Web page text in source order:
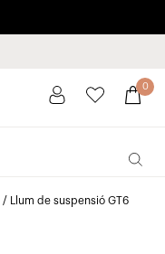
0
/ Llum de suspensió GT6